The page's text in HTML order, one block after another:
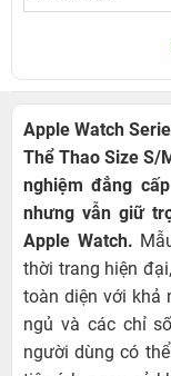
Apple Watch
Thể Thao Size S/
nghiệm đẳng
nhưng vẫn giữ
Apple Watch.
thời trang hiện
toàn diện với khả
ngủ và các chỉ
người dùng có